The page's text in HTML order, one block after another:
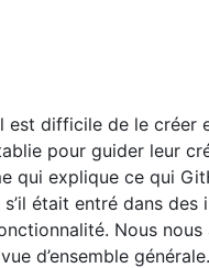
est difficile de le créer
pour guider leur
qui explique ce qui
était entré dans des
Nous
d’ensemble